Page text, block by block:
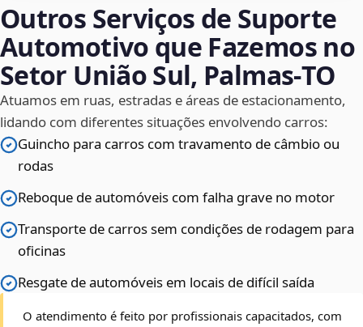
Outros Serviços de Suporte
Automotivo que Fazemos no
Setor União Sul, Palmas‑TO
Atuamos em ruas, estradas e áreas de estacionamento,
lidando com diferentes situações envolvendo carros:
Guincho para carros com travamento de câmbio ou
rodas
Reboque de automóveis com falha grave no motor
Transporte de carros sem condições de rodagem para
oficinas
Resgate de automóveis em locais de difícil saída
O atendimento é feito por profissionais capacitados, com